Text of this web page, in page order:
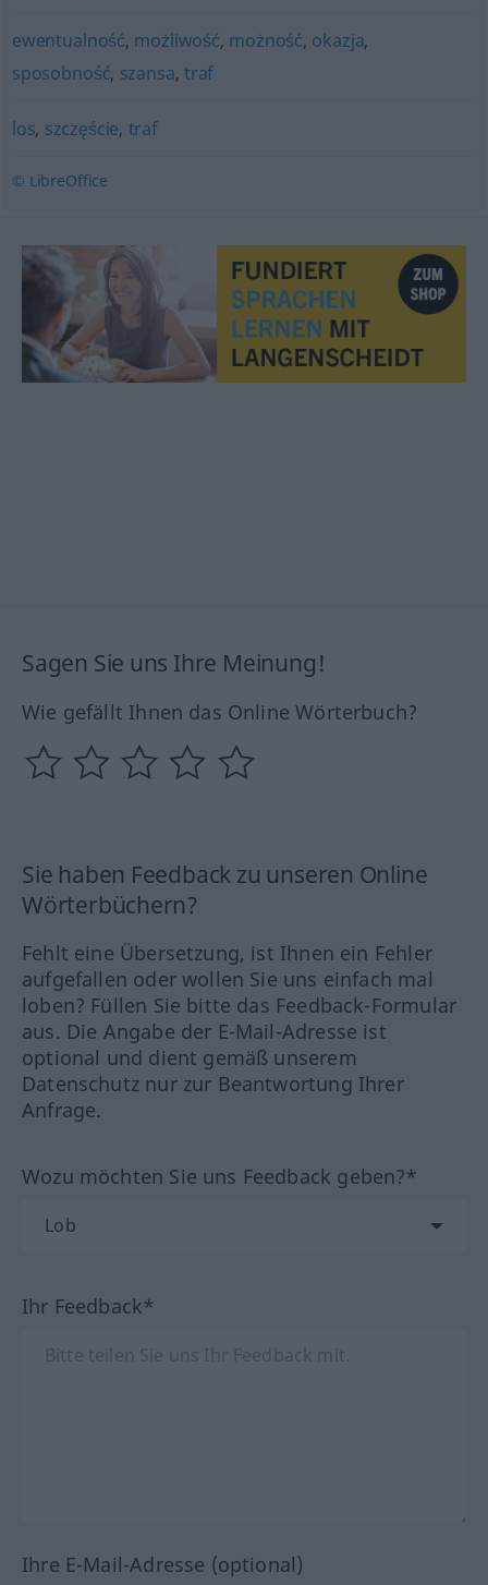
ewentualność, możliwość, możność, okazja,
sposobność, szansa, traf
los, szczęście, traf
© LibreOffice
Sagen Sie uns Ihre Meinung!
Wie gefällt Ihnen das Online Wörterbuch?
Sie haben Feedback zu unseren Online
Wörterbüchern?
Fehlt eine Übersetzung, ist Ihnen ein Fehler
aufgefallen oder wollen Sie uns einfach mal
loben? Füllen Sie bitte das Feedback-Formular
aus. Die Angabe der E-Mail-Adresse ist
optional und dient gemäß unserem
Datenschutz nur zur Beantwortung Ihrer
Anfrage.
Wozu möchten Sie uns Feedback geben?*
Ihr Feedback*
Ihre E-Mail-Adresse (optional)